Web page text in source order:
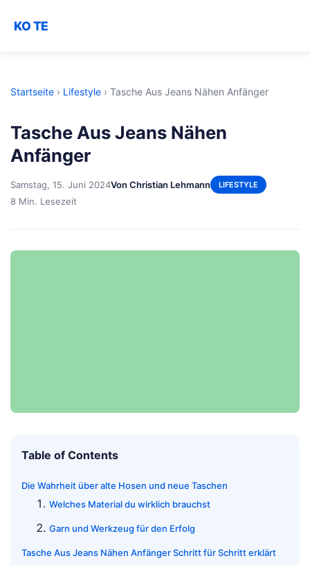
KO TE
Startseite › Lifestyle › Tasche Aus Jeans Nähen Anfänger
Tasche Aus Jeans Nähen
Anfänger
Samstag, 15. Juni 2024Von Christian Lehmann LIFESTYLE
8 Min. Lesezeit
Table of Contents
Die Wahrheit über alte Hosen und neue Taschen
Welches Material du wirklich brauchst
Garn und Werkzeug für den Erfolg
Tasche Aus Jeans Nähen Anfänger Schritt für Schritt erklärt